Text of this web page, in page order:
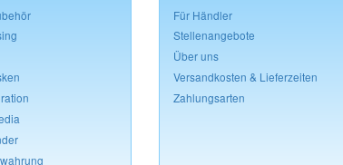
Für Händler
Stellenangebote
Über uns
Versandkosten & Lieferzeiten
Zahlungsarten